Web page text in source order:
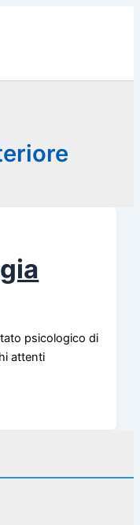
psicologico di
attenti